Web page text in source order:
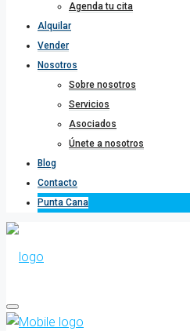
Agenda tu cita
Alquilar
Vender
Nosotros
Sobre nosotros
Servicios
Asociados
Únete a nosotros
Blog
Contacto
Punta Cana